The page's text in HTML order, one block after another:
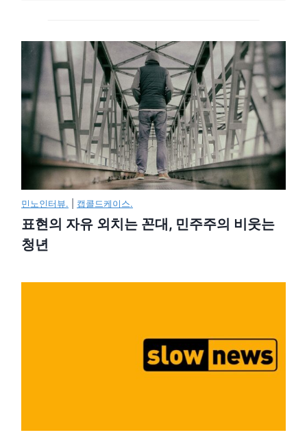
민노인터뷰. 캡콜드케이스.
표현의 자유 외치는 꼰대, 민주주의 비웃는
청년